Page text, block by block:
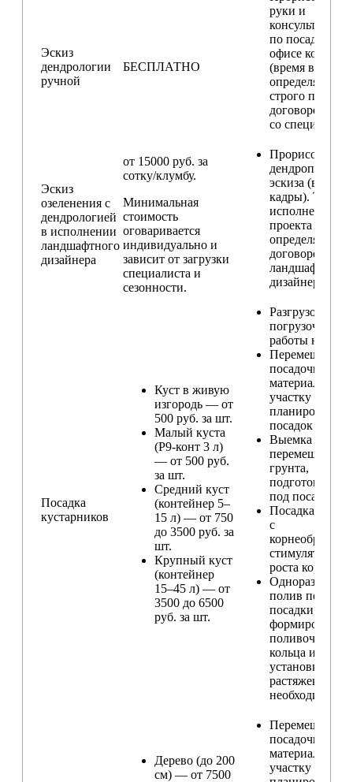
Эскиз
дендрологии
ручной
БЕСПЛАТНО
руки и
по посадкам в
офисе
(время встречи
определяется
строго по
со
Эскиз
озеленения с
дендрологией
в исполнении
ландшафтного
дизайнера
от 15000 руб. за
сотку/клумбу.
Минимальная
стоимость
оговаривается
индивидуально и
зависит от загрузки
специалиста и
сезонности.
Прорисовка
дендроплана и
эскиза
кадры).
исполнения
проекта
определяется
ландшафтным
дизайнером
Посадка
кустарников
Куст в живую
изгородь — от
500 руб. за шт.
Малый куста
(Р9-конт 3 л)
— от 500 руб.
за шт.
Средний куст
(контейнер 5–
15 л) — от 750
до 3500 руб. за
шт.
Крупный куст
(контейнер
15–45 л) — от
3500 до 6500
руб. за шт.
Разгрузо-
погрузочные
работы на
Перемещение
посадочного
материала по
участку и
планирование
посадок
Выемка и
перемещение
грунта,
подготовка
под посадку
Посадка
с
стимулятором
роста корней
Одноразовый
полив после
посадки,
формирование
поливочного
кольца и
установка
растяжек (при
Дерево (до 200
см) — от 7500
Перемещение
посадочного
материала по
участку и